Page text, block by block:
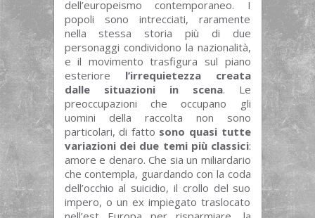
dell’europeismo contemporaneo. I
popoli sono intrecciati, raramente
nella stessa storia più di due
personaggi condividono la nazionalità,
e il movimento trasfigura sul piano
esteriore l’irrequietezza creata
dalle situazioni in scena. Le
preoccupazioni che occupano gli
uomini della raccolta non sono
particolari, di fatto sono quasi tutte
variazioni dei due temi più classici:
amore e denaro. Che sia un miliardario
che contempla, guardando con la coda
dell’occhio al suicidio, il crollo del suo
impero, o un ex impiegato traslocato